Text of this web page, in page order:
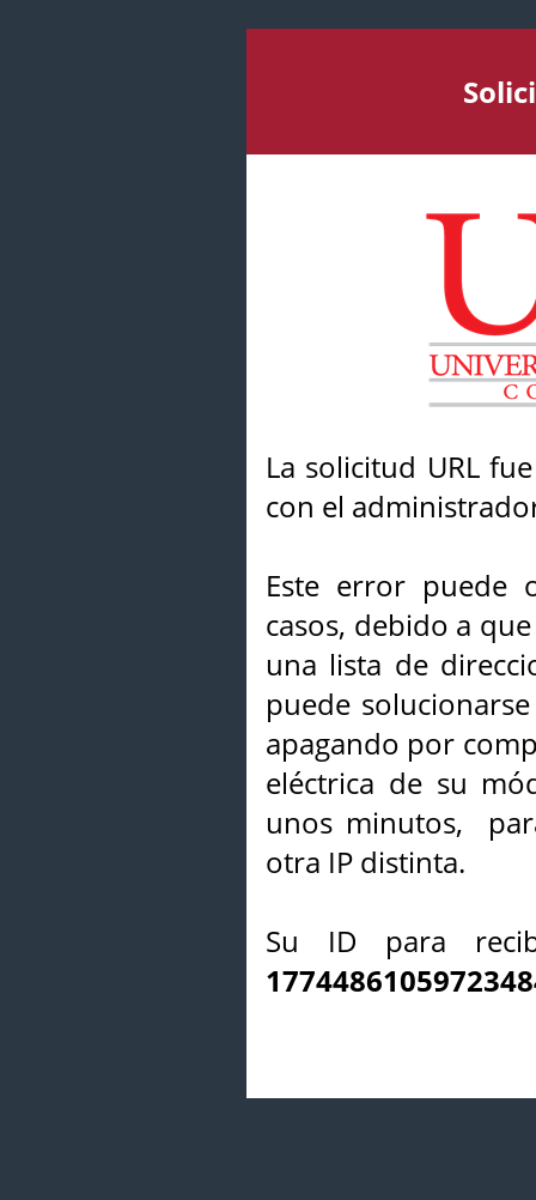
La solicitud URL
con el
Este error puede
casos, debido a
una lista de
puede
apagando por
eléctrica de su
unos minutos,
otra IP distinta.
Su ID para